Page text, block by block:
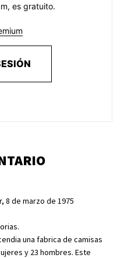
es gratuito.
8 de marzo de 1975
una fabrica de camisas
y 23 hombres. Este